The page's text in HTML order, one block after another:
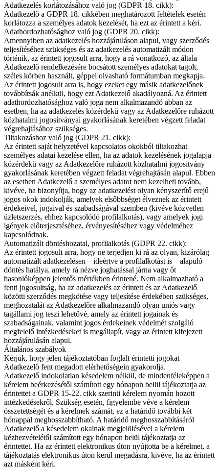
Adatkezelés korlátozásához való jog (GDPR 18. cikk):
Adatkezelő a GDPR 18. cikkében meghatározott feltételek esetén
korlátozza a személyes adatok kezelését, ha ezt az érintett a kéri.
Adathordozhatósághoz való jog (GDPR 20. cikk):
Amennyiben az adatkezelés hozzájáruláson alapul, vagy szerződés
teljesítéséhez szükséges és az adatkezelés automatizált módon
történik, az érintett jogosult arra, hogy a rá vonatkozó, az általa
Adatkezelő rendelkezésére bocsátott személyes adatokat tagolt,
széles körben használt, géppel olvasható formátumban megkapja.
Az érintett jogosult arra is, hogy ezeket egy másik adatkezelőnek
továbbítsák anélkül, hogy ezt Adatkezelő akadályozná. Az érintett
adathordozhatósághoz való joga nem alkalmazandó abban az
esetben, ha az adatkezelés közérdekű vagy az Adatkezelőre ruházott
közhatalmi jogosítványai gyakorlásának keretében végzett feladat
végrehajtásához szükséges.
Tiltakozáshoz való jog (GDPR 21. cikk):
Az érintett saját helyzetével kapcsolatos okokból tiltakozhat
személyes adatai kezelése ellen, ha az adatok kezelésének jogalapja
közérdekű vagy az Adatkezelőre ruházott közhatalmi jogosítvány
gyakorlásának keretében végzett feladat végrehajtásán alapul. Ebben
az esetben Adatkezelő a személyes adatot nem kezelheti tovább,
kivéve, ha bizonyítja, hogy az adatkezelést olyan kényszerítő erejű
jogos okok indokolják, amelyek elsőbbséget élveznek az érintett
érdekeivel, jogaival és szabadságával szemben (kivéve közvetlen
üzletszerzés, ehhez kapcsolódó profilalkotás), vagy amelyek jogi
igények előterjesztéséhez, érvényesítéséhez vagy védelméhez
kapcsolódnak.
Automatizált döntéshozatal, profilalkotás (GDPR 22. cikk):
Az érintett jogosult arra, hogy ne terjedjen ki rá az olyan, kizárólag
automatizált adatkezelésen – ideértve a profilalkotást is – alapuló
döntés hatálya, amely rá nézve joghatással járna vagy őt
hasonlóképpen jelentős mértékben érintené. Nem alkalmazható a
fenti jogosultság, ha az adatkezelés az érintett és az Adatkezelő
közötti szerződés megkötése vagy teljesítése érdekében szükséges,
meghozatalát az Adatkezelőre alkalmazandó olyan uniós vagy
tagállami jog teszi lehetővé, amely az érintett jogainak és
szabadságainak, valamint jogos érdekeinek védelmét szolgáló
megfelelő intézkedéseket is megállapít, vagy az érintett kifejezett
hozzájárulásán alapul.
Általános szabályok
Kérjük, hogy jelen tájékoztatóban foglalt érintetti jogokat
Adatkezelő fent megadott elérhetőségein gyakorolja.
Adatkezelő indokolatlan késedelem nélkül, de mindenféleképpen a
kérelem beérkezésétől számított egy hónapon belül tájékoztatja az
érintettet a GDPR 15-22. cikk szerinti kérelem nyomán hozott
intézkedésekről. Szükség esetén, figyelembe véve a kérelem
összetettségét és a kérelmek számát, ez a határidő további két
hónappal meghosszabbítható. A határidő meghosszabbításáról
Adatkezelő a késedelem okainak megjelölésével a kérelem
kézhezvételétől számított egy hónapon belül tájékoztatja az
érintettet. Ha az érintett elektronikus úton nyújtotta be a kérelmet, a
tájékoztatás elektronikus úton kerül megadásra, kivéve, ha az érintett
azt másként kéri.